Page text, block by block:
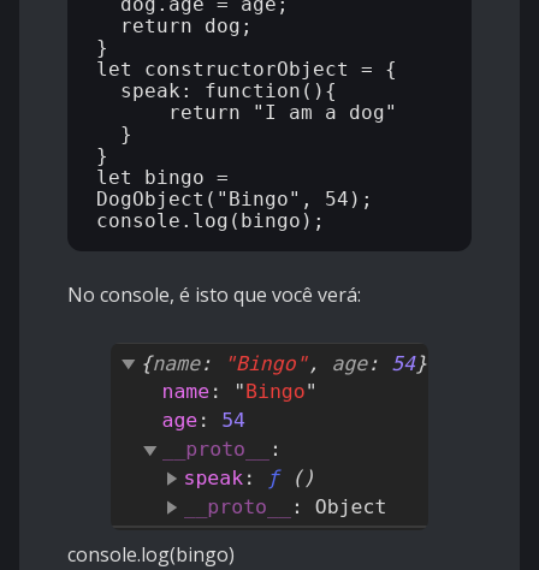
}
let constructorObject = {
}
let bingo =
DogObject("Bingo", 54);
No console, é isto que você verá:
console.log(bingo)